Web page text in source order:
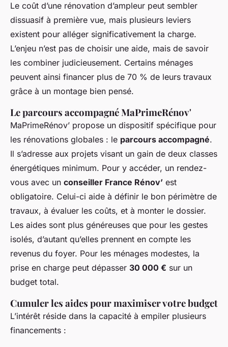
Le coût d’une rénovation d’ampleur peut sembler
dissuasif à première vue, mais plusieurs leviers
existent pour alléger significativement la charge.
L’enjeu n’est pas de choisir une aide, mais de savoir
les combiner judicieusement. Certains ménages
peuvent ainsi financer plus de 70 % de leurs travaux
grâce à un montage bien pensé.
Le parcours accompagné MaPrimeRénov'
MaPrimeRénov’ propose un dispositif spécifique pour
les rénovations globales : le parcours accompagné.
Il s’adresse aux projets visant un gain de deux classes
énergétiques minimum. Pour y accéder, un rendez-
vous avec un conseiller France Rénov’ est
obligatoire. Celui-ci aide à définir le bon périmètre de
travaux, à évaluer les coûts, et à monter le dossier.
Les aides sont plus généreuses que pour les gestes
isolés, d’autant qu’elles prennent en compte les
revenus du foyer. Pour les ménages modestes, la
prise en charge peut dépasser 30 000 € sur un
budget total.
Cumuler les aides pour maximiser votre budget
L’intérêt réside dans la capacité à empiler plusieurs
financements :